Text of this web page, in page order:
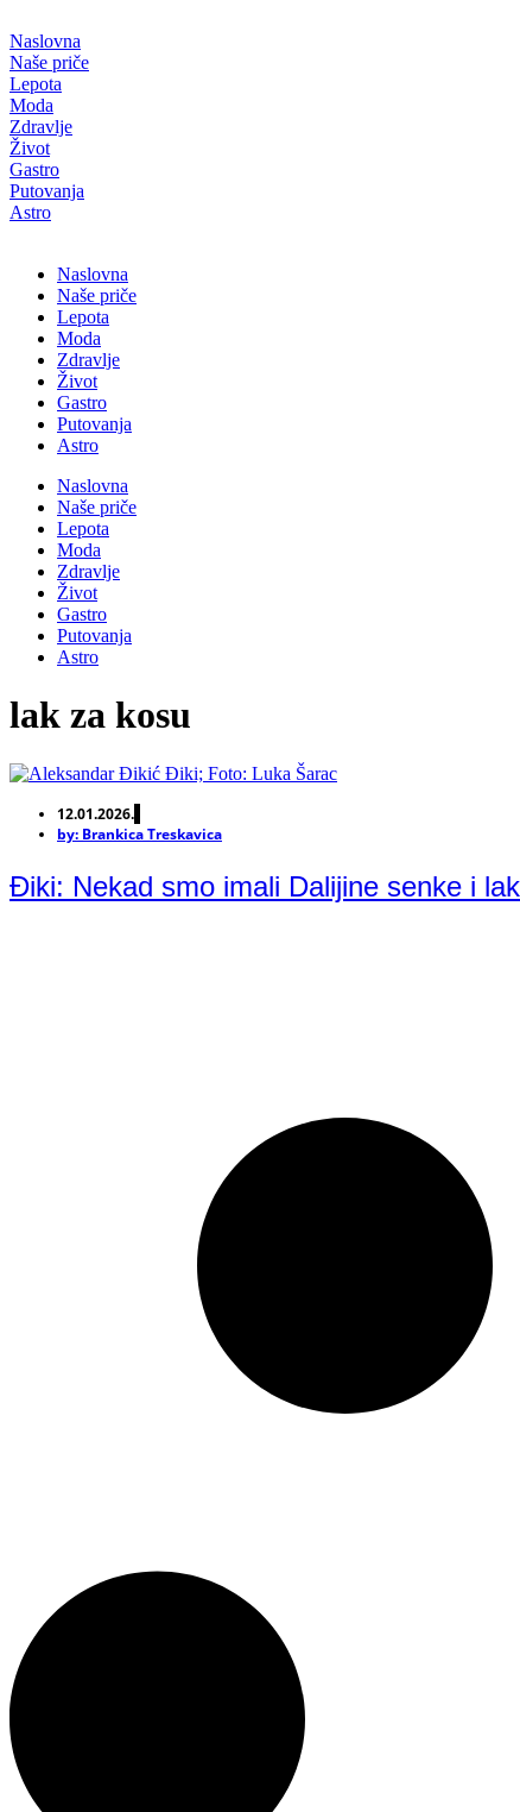
на
садржај
Naslovna
Naše priče
Lepota
Moda
Zdravlje
Život
Gastro
Putovanja
Astro
Naslovna
Naše priče
Lepota
Moda
Zdravlje
Život
Gastro
Putovanja
Astro
Naslovna
Naše priče
Lepota
Moda
Zdravlje
Život
Gastro
Putovanja
Astro
lak za kosu
12.01.2026.
by: Brankica Treskavica
Điki: Nekad smo imali Dalijine senke i